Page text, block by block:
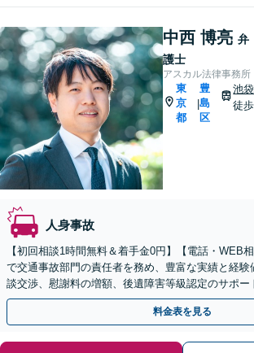
中西 博亮 弁
護士
アスカル法律事務所
東
京
都
|
豊
島
区
池
徒
人身事故
【初回相談1時間無料＆着手金0円】【電話・WEB
で交通事故部門の責任者を務め、豊富な実績と経験
談交渉、慰謝料の増額、後遺障害等級認定のサポー
しますので、ぜひご相談ください【休日・夜間面談
料金表を見る